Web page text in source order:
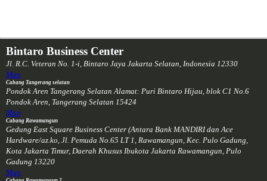
Bintaro Business Center
Jl. R.C. Veteran No. 1-i, Bintaro Jaya Jakarta Selatan, Indonesia 12330
Map
Cabang Tangerang selatan
Pondok Aren Tangerang Selatan Alamat: Puri Bintaro Hijau, blok C1 No.6
Pondok Aren, Tangerang Selatan 15424
Map
Cabang Rawamangun
Gedung East Square Business Center (Antara Bank MANDIRI dan Ace
Hardware/az.ko, Jl. Pemuda No.65 LT 1, Rawamangun, Kec. Pulo Gadung,
Kota Jakarta Timur, Daerah Khusus Ibukota Jakarta Rawamangun, Pulo
Gadung 13220
Map